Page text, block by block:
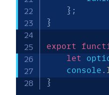
} ;
}
export
let
    console
.
}